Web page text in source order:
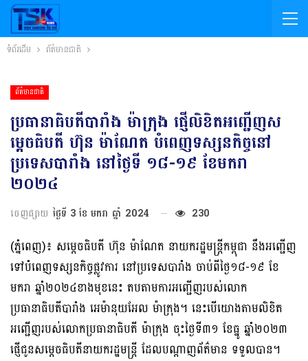
ទំព័រដើម ព័ត៌មានជាតិ
ព័ត៌មានជាតិ
ប្រធានាធិបតីបារាំង ម៉ាក្រុង ផ្ញើលិខិតអញ្ជើញស
ម្តេចធិបតី ហ៊ុន ម៉ាណែត បំពេញទស្សនកិច្ចនៅ
ប្រទេសបារាំង នៅថ្ងៃទី ១៨-១៩ ខែមករា
២០២៤
ចេញផ្សាយ ថ្ងៃទី 3 ខែ មករា ឆ្នាំ 2024 230
(ភ្នំពេញ)៖ សម្តេចធិបតី ហ៊ុន ម៉ាណែត នាយករដ្ឋមន្ត្រីកម្ពុជា នឹងអញ្ជើញ
ទៅបំពេញទស្សនកិច្ចផ្លូវការ នៅប្រទេសបារាំង ចាប់ពីថ្ងៃ១៨-១៩ ខែ
មករា ឆ្នាំ២០២៤ខាងមុខនេះ តបតាមការអញ្ជើញរបស់លោក
ប្រធានាធិបតីបារាំង អេម៉ានុយអែល ម៉ាក្រុង។ នេះបើយោងតាមលិខិត
អញ្ជើញរបស់លោកប្រធានាធិបតី ម៉ាក្រុង ចុះថ្ងៃទី៣១ ខែធ្នូ ឆ្នាំ២០២៣
ផ្ញើជូនសម្តេចធិបតីនាយករដ្ឋមន្ត្រី ដែលបណ្តាញព័ត៌មាន ទទួលបាន។